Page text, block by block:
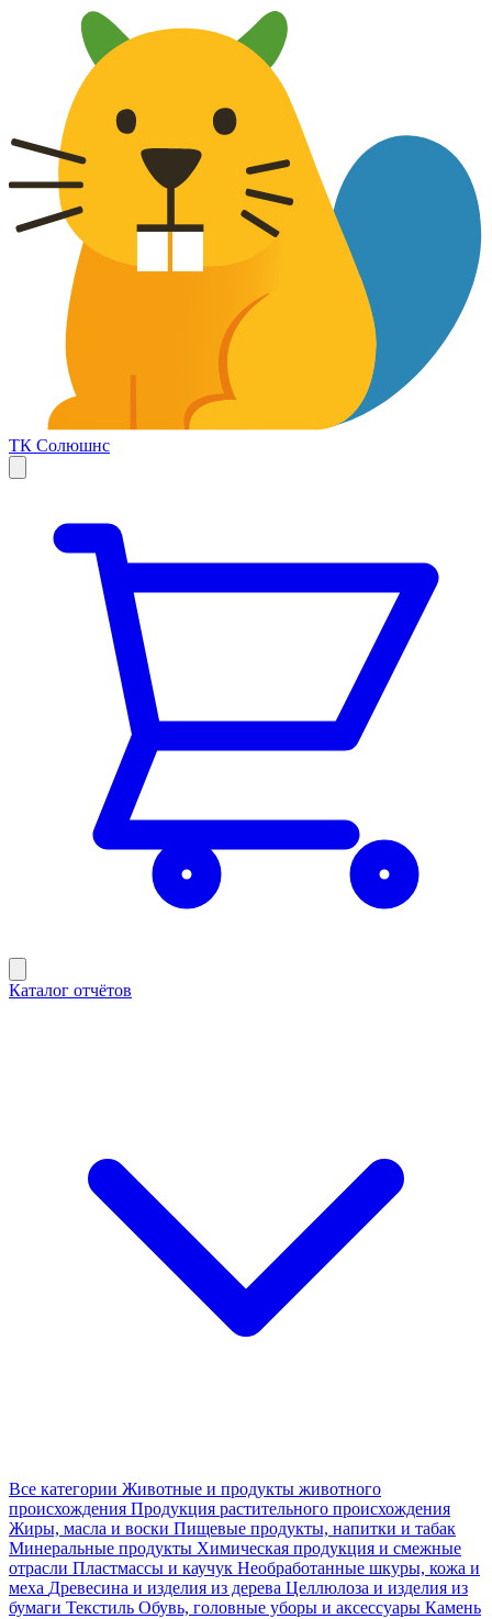
ТК Солюшнс
Каталог отчётов
Все категории Животные и продукты животного
происхождения Продукция растительного происхождения
Жиры, масла и воски Пищевые продукты, напитки и табак
Минеральные продукты Химическая продукция и смежные
отрасли Пластмассы и каучук Необработанные шкуры, кожа и
меха Древесина и изделия из дерева Целлюлоза и изделия из
бумаги Текстиль Обувь, головные уборы и аксессуары Камень